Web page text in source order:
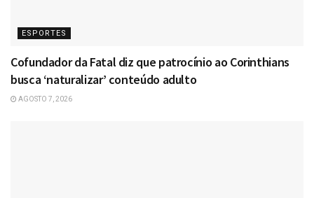
ESPORTES
Cofundador da Fatal diz que patrocínio ao Corinthians
busca ‘naturalizar’ conteúdo adulto
AGOSTO 7, 2026